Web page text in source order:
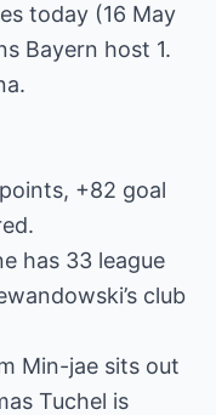
today (16 May
Bayern host 1.
+82 goal
has 33 league
club
Min-jae sits out
Tuchel is